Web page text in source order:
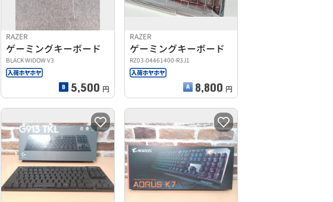
RAZER
ゲーミングキーボード
BLACK WIDOW V3
5,500 円
RAZER
ゲーミングキーボード
RZ03-04461400-R3J1
8,800 円